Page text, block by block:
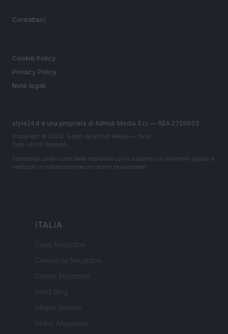
Contattaci
Cookie Policy
Privacy Policy
Note legali
style24.it è una proprietà di AdHub Media S.r.l. — REA 2729933
Copyright © 2026 · Edito da AdHub Media — Italia
Tutti i diritti riservati
I contenuti sono curati dalla redazione con il supporto di strumenti digitali e
realizzati in collaborazione con autori indipendenti.
ITALIA
Casa Magazine
Cineverse Magazine
Donne Magazine
Food Blog
Milano Notizie
Motor Magazine